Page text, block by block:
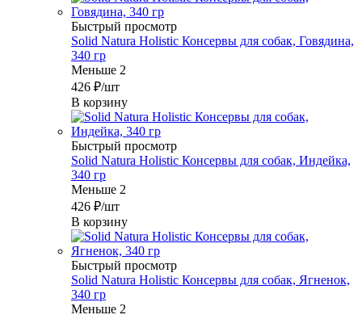
Быстрый просмотр
Solid Natura Holistic Консервы для собак, Говядина,
340 гр
Меньше 2
426 ₽/шт
В корзину
Быстрый просмотр
Solid Natura Holistic Консервы для собак, Индейка,
340 гр
Меньше 2
426 ₽/шт
В корзину
Быстрый просмотр
Solid Natura Holistic Консервы для собак, Ягненок,
340 гр
Меньше 2